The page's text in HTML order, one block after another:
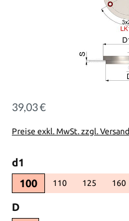
Regulärer Preis:
39,03 €
Preise exkl. MwSt. zzgl.
d1
100
110(Diese Option ist
125(Diese 160
Dauswählen